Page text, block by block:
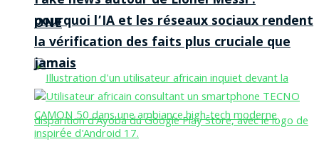
ONE
pourquoi l’IA et les réseaux sociaux rendent
la vérification des faits plus cruciale que
jamais